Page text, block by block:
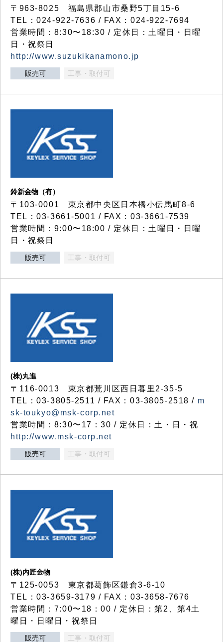
〒963-8025 福島県郡山市桑野5丁目15-6
TEL：024-922-7636 / FAX：024-922-7694
営業時間：8:30〜18:30 / 定休日：土曜日・日曜
日・祝祭日
http://www.suzukikanamono.jp
販売可 工事・取付可
鈴新金物（有）
〒103-0001 東京都中央区日本橋小伝馬町8-6
TEL：03-3661-5001 / FAX：03-3661-7539
営業時間：9:00〜18:00 / 定休日：土曜日・日曜
日・祝祭日
販売可 工事・取付可
(株)丸進
〒116-0013 東京都荒川区西日暮里2-35-5
TEL：03-3805-2511 / FAX：03-3805-2518 / m
sk-toukyo@msk-corp.net
営業時間：8:30〜17：30 / 定休日：土・日・祝
http://www.msk-corp.net
販売可 工事・取付可
(株)内匠金物
〒125-0053 東京都葛飾区鎌倉3-6-10
TEL：03-3659-3179 / FAX：03-3658-7676
営業時間：7:00〜18：00 / 定休日：第2、第4土
曜日・日曜日・祝祭日
販売可 工事・取付可